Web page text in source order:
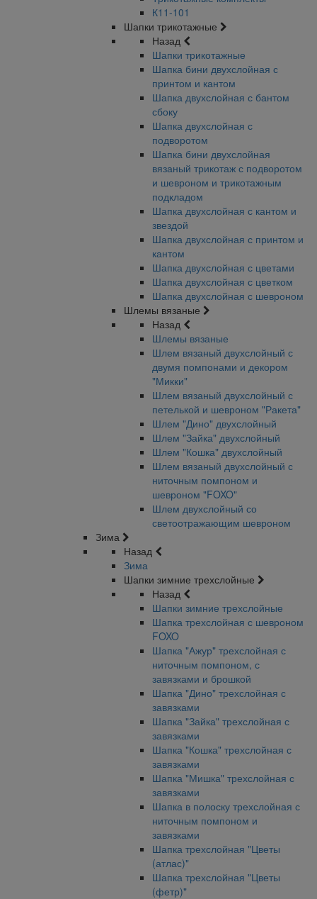
К11-101
Шапки трикотажные
Назад
Шапки трикотажные
Шапка бини двухслойная с
принтом и кантом
Шапка двухслойная с бантом
сбоку
Шапка двухслойная с
подворотом
Шапка бини двухслойная
вязаный трикотаж с подворотом
и шевроном и трикотажным
подкладом
Шапка двухслойная с кантом и
звездой
Шапка двухслойная с принтом и
кантом
Шапка двухслойная с цветами
Шапка двухслойная с цветком
Шапка двухслойная с шевроном
Шлемы вязаные
Назад
Шлемы вязаные
Шлем вязаный двухслойный с
двумя помпонами и декором
"Микки"
Шлем вязаный двухслойный с
петелькой и шевроном "Ракета"
Шлем "Дино" двухслойный
Шлем "Зайка" двухслойный
Шлем "Кошка" двухслойный
Шлем вязаный двухслойный с
ниточным помпоном и
шевроном "FOXO"
Шлем двухслойный со
светоотражающим шевроном
Зима
Назад
Зима
Шапки зимние трехслойные
Назад
Шапки зимние трехслойные
Шапка трехслойная с шевроном
FOXO
Шапка "Ажур" трехслойная с
ниточным помпоном, с
завязками и брошкой
Шапка "Дино" трехслойная с
завязками
Шапка "Зайка" трехслойная с
завязками
Шапка "Кошка" трехслойная с
завязками
Шапка "Мишка" трехслойная с
завязками
Шапка в полоску трехслойная с
ниточным помпоном и
завязками
Шапка трехслойная "Цветы
(атлас)"
Шапка трехслойная "Цветы
(фетр)"